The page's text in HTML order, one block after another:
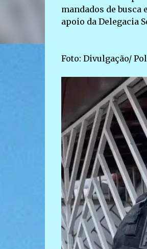
mandados de
apoio da Delegacia
Foto: Divulgação/